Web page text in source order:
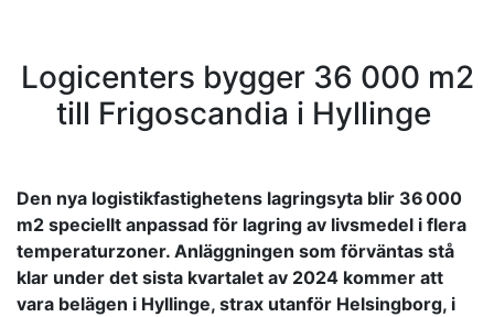
Logicenters bygger 36 000 m2
till Frigoscandia i Hyllinge
Den nya logistikfastighetens lagringsyta blir 36 000
m2 speciellt anpassad för lagring av livsmedel i flera
temperaturzoner. Anläggningen som förväntas stå
klar under det sista kvartalet av 2024 kommer att
vara belägen i Hyllinge, strax utanför Helsingborg, i